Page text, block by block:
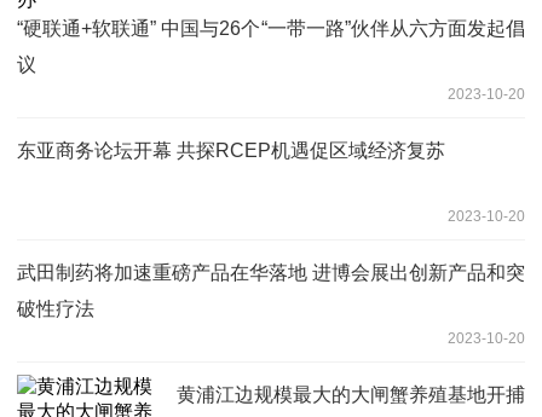
“硬联通+软联通” 中国与26个“一带一路”伙伴从六方面发起倡
议
2023-10-20
东亚商务论坛开幕 共探RCEP机遇促区域经济复苏
2023-10-20
武田制药将加速重磅产品在华落地 进博会展出创新产品和突
破性疗法
2023-10-20
黄浦江边规模最大的大闸蟹养殖基地开捕